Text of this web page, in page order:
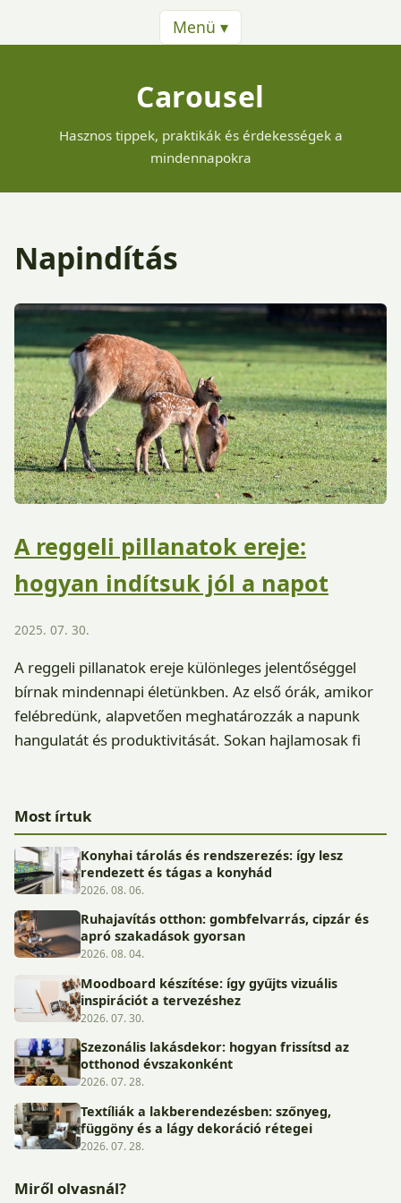
Menü ▾
Carousel
Hasznos tippek, praktikák és érdekességek a
mindennapokra
Napindítás
A reggeli pillanatok ereje:
hogyan indítsuk jól a napot
2025. 07. 30.
A reggeli pillanatok ereje különleges jelentőséggel
bírnak mindennapi életünkben. Az első órák, amikor
felébredünk, alapvetően meghatározzák a napunk
hangulatát és produktivitását. Sokan hajlamosak fi
Most írtuk
Konyhai tárolás és rendszerezés: így lesz
rendezett és tágas a konyhád
2026. 08. 06.
Ruhajavítás otthon: gombfelvarrás, cipzár és
apró szakadások gyorsan
2026. 08. 04.
Moodboard készítése: így gyűjts vizuális
inspirációt a tervezéshez
2026. 07. 30.
Szezonális lakásdekor: hogyan frissítsd az
otthonod évszakonként
2026. 07. 28.
Textíliák a lakberendezésben: szőnyeg,
függöny és a lágy dekoráció rétegei
2026. 07. 28.
Miről olvasnál?